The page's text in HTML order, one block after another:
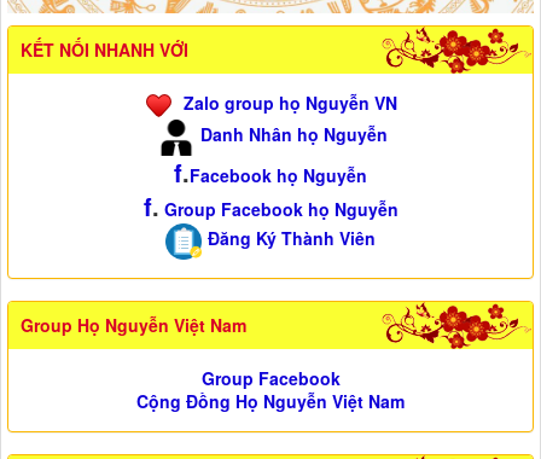
KẾT NỐI NHANH VỚI
Zalo group họ Nguyễn VN
Danh Nhân họ Nguyễn
f.Facebook họ Nguyễn
f. Group Facebook họ Nguyễn
Đăng Ký Thành Viên
Group Họ Nguyễn Việt Nam
Group Facebook
Cộng Đồng Họ Nguyễn Việt Nam